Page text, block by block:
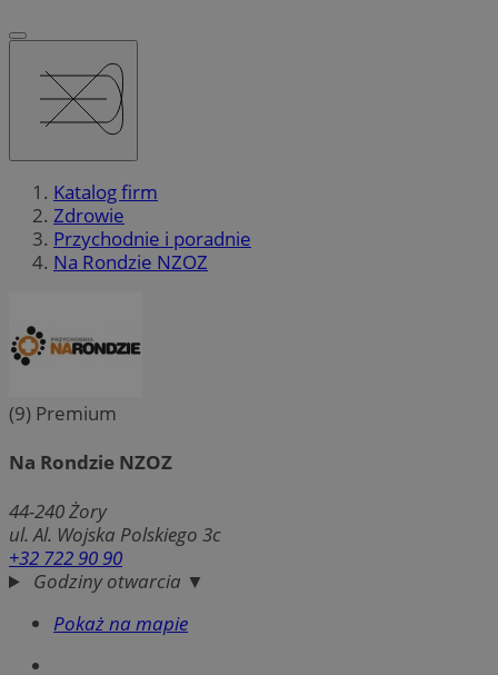
Katalog firm
Zdrowie
Przychodnie i poradnie
Na Rondzie NZOZ
(9) Premium
Na Rondzie NZOZ
44-240Żory
ul. Al. Wojska Polskiego 3c
+32 722 90 90
Godziny otwarcia ▼
Pokaż na mapie